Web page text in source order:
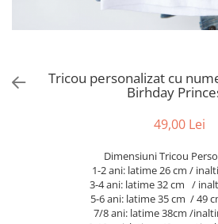
Tablite, Litere si Cifre
Tricou personalizat cu
Birhday
49,00 Lei
Dimensiuni Tricou
1-2 ani: latime 26 cm /
3-4 ani: latime 32 cm /
5-6 ani: latime 35 cm / 49
7/8 ani: latime 38cm /